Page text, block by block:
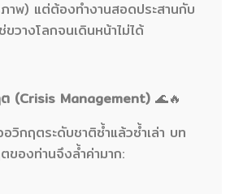
าพ) แต่ต้องทำงานสอดประสานกับ
ขวางโลกจนเดินหน้าไม่ได้
ต (Crisis Management) 🌊🔥
วิกฤตระดับชาติซ้ำแล้วซ้ำเล่า บท
ของท่านจึงล้ำค่ามาก: